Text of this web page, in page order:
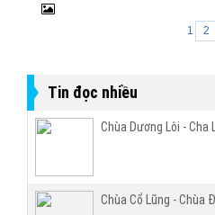
1 2
Tin đọc nhiều
Chùa Dương Lôi - Cha
Chùa Cổ Lũng - Chùa